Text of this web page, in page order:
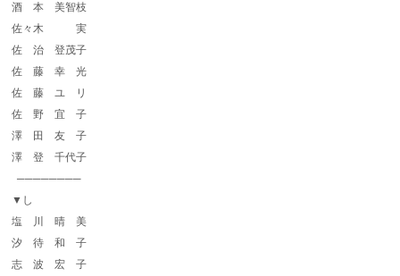
酒 本 美智枝
佐々木 実
佐 治 登茂子
佐 藤 幸 光
佐 藤 ユ リ
佐 野 宜 子
澤 田 友 子
澤 登 千代子
────────
▼し
塩 川 晴 美
汐 待 和 子
志 波 宏 子